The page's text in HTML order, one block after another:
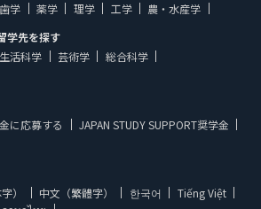
学
薬学 理学 工学
農・水産学
学先を探す
生活科学
芸術学 総合科学
に応募する JAPAN STUDY SUPPORT奨学金
） 中文（繁體字） 한국어
Tiếng Việt